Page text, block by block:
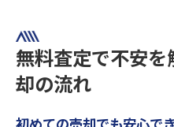
無料査定で不安
却の流れ